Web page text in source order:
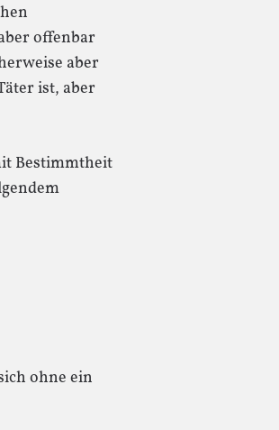
offenbar
aber
ist, aber
Bestimmtheit
ohne ein